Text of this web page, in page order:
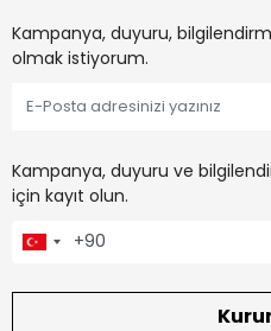
Kampanya, duyuru,
olmak istiyorum.
Kampanya, duyuru ve
için kayıt olun.